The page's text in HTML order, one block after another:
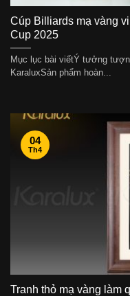
Cúp Billiards mạ vàng
Cup 2025
Mục lục bài viếtÝ tưởng
KaraluxSản phẩm hoàn...
Tranh thỏ mạ vàng làm
04
Th4